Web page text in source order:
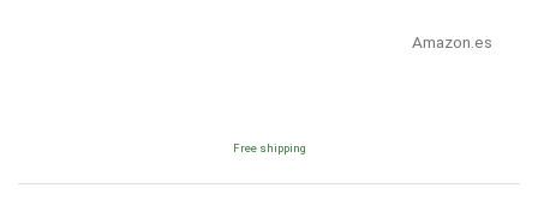
Amazon.es
Free shipping